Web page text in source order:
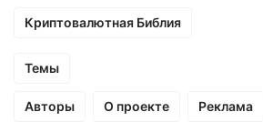
Криптовалютная Библия
Темы
Авторы О проекте Реклама